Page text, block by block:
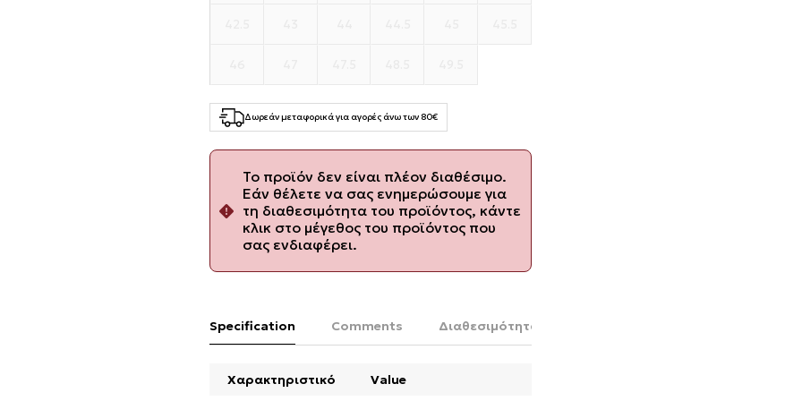
Δωρεάν μεταφορικά για αγορές άνω των 80€
Το προϊόν δεν είναι πλέον διαθέσιμο.
Εάν θέλετε να σας ενημερώσουμε για
τη διαθεσιμότητα του προϊόντος, κάντε
κλικ στο μέγεθος του προϊόντος που
σας ενδιαφέρει.
Specification Comments Διαθεσιμότητα στο κατάστημα
Χαρακτηριστικό
Value